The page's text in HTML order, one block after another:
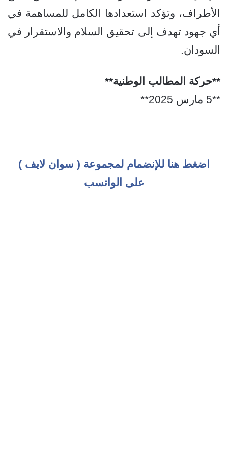
الأطراف، وتؤكد استعدادها الكامل للمساهمة في
أي جهود تهدف إلى تحقيق السلام والاستقرار في
السودان.
**حركة المطالب الوطنية**
**5 مارس 2025**
اضغط هنا للإنضمام لمجموعة ( سوان لايف )
على الواتسب